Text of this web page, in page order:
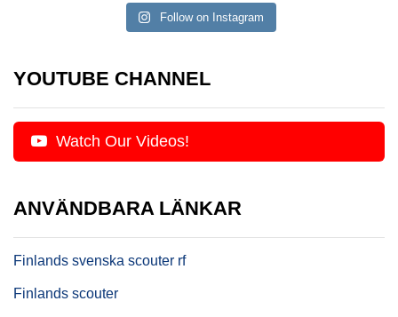
Follow on Instagram
YOUTUBE CHANNEL
Watch Our Videos!
ANVÄNDBARA LÄNKAR
Finlands svenska scouter rf
Finlands scouter